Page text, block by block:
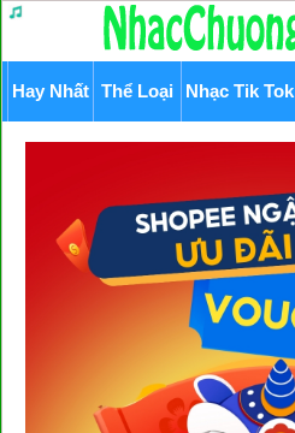
Hay Nhất Thể Loại Nhạc Tik Tok